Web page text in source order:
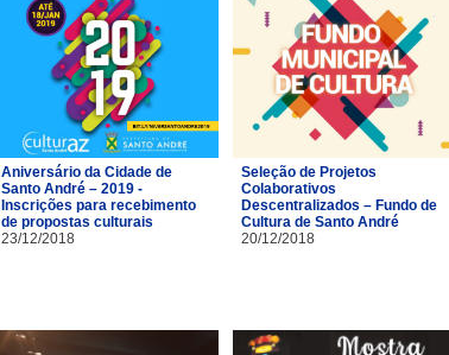
Aniversário da Cidade de
Santo André – 2019 -
Inscrições para recebimento
de propostas culturais
23/12/2018
Seleção de Projetos
Colaborativos
Descentralizados – Fundo de
Cultura de Santo André
20/12/2018